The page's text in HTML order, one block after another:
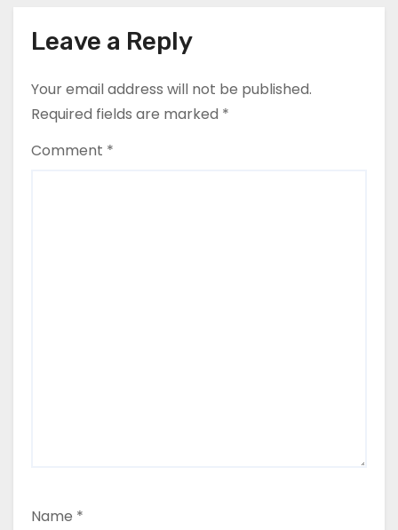
Leave a Reply
Your email address will not be published.
Required fields are marked *
Comment *
Name *